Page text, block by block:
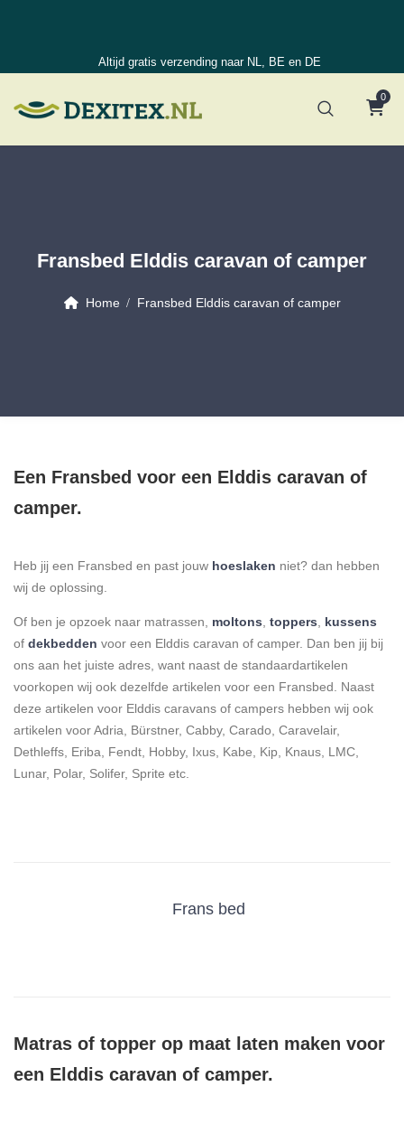
Altijd gratis verzending naar NL, BE en DE
0
Fransbed Elddis caravan of camper
Home Fransbed Elddis caravan of camper
Een Fransbed voor een Elddis caravan of
camper.
Heb jij een Fransbed en past jouw hoeslaken niet? dan hebben
wij de oplossing.
Of ben je opzoek naar matrassen, moltons toppers
kussens
of dekbedden voor een Elddis caravan of camper. Dan ben jij bij
ons aan het juiste adres, want naast de standaardartikelen
voorkopen wij ook dezelfde artikelen voor een Fransbed. Naast
deze artikelen voor Elddis caravans of campers hebben wij ook
artikelen voor Adria, Bürstner, Cabby, Carado, Caravelair,
Dethleffs, Eriba, Fendt, Hobby, Ixus, Kabe, Kip, Knaus, LMC,
Lunar, Polar, Solifer, Sprite etc.
Frans bed
Matras of topper op maat laten maken voor
een Elddis caravan of camper.